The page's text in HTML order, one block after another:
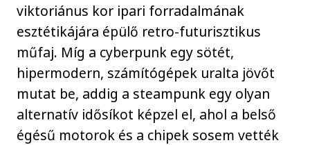
viktoriánus kor ipari forradalmának
esztétikájára épülő retro-futurisztikus
műfaj. Míg a cyberpunk egy sötét,
hipermodern, számítógépek uralta jövőt
mutat be, addig a steampunk egy olyan
alternatív idősíkot képzel el, ahol a belső
égésű motorok és a chipek sosem vették